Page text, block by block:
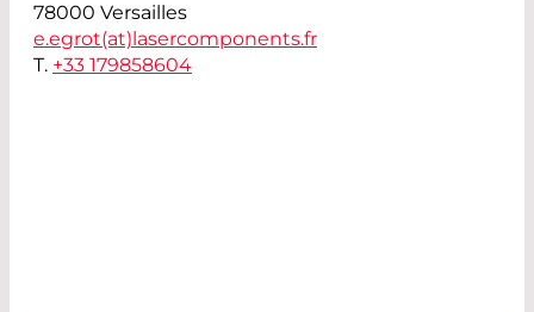
78000 Versailles
e.egrot(at) lasercomponents.fr
T. +33 179858604